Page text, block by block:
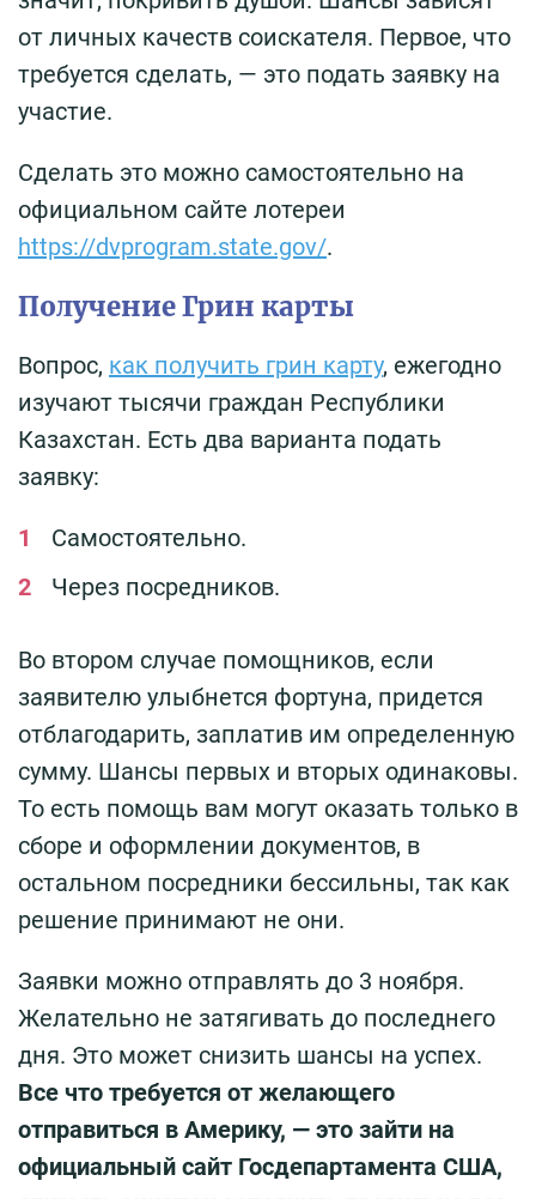
от личных качеств соискателя. Первое, что
требуется сделать, — это подать заявку на
участие.
Сделать это можно самостоятельно на
официальном сайте лотереи
https://dvprogram.state.gov/.
Получение Грин карты
Вопрос, как получить грин карту, ежегодно
изучают тысячи граждан Республики
Казахстан. Есть два варианта подать
заявку:
Самостоятельно.
Через посредников.
Во втором случае помощников, если
заявителю улыбнется фортуна, придется
отблагодарить, заплатив им определенную
сумму. Шансы первых и вторых одинаковы.
То есть помощь вам могут оказать только в
сборе и оформлении документов, в
остальном посредники бессильны, так как
решение принимают не они.
Заявки можно отправлять до 3 ноября.
Желательно не затягивать до последнего
дня. Это может снизить шансы на успех.
Все что требуется от желающего
отправиться в Америку, — это зайти на
официальный сайт Госдепартамента США,